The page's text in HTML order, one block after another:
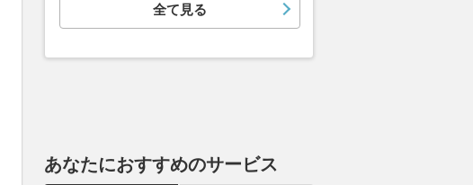
全て見る
あなたにおすすめのサービス